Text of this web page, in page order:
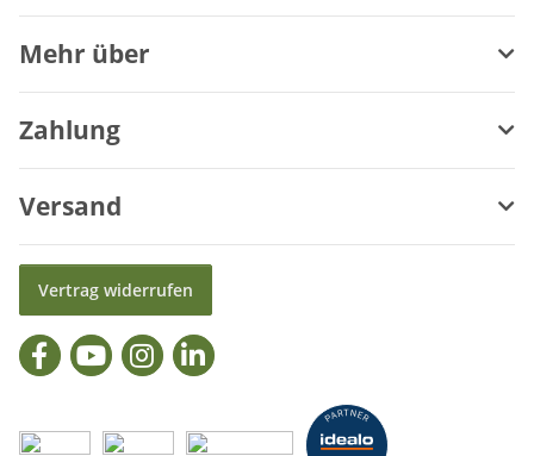
Mehr über
Zahlung
Versand
Vertrag widerrufen